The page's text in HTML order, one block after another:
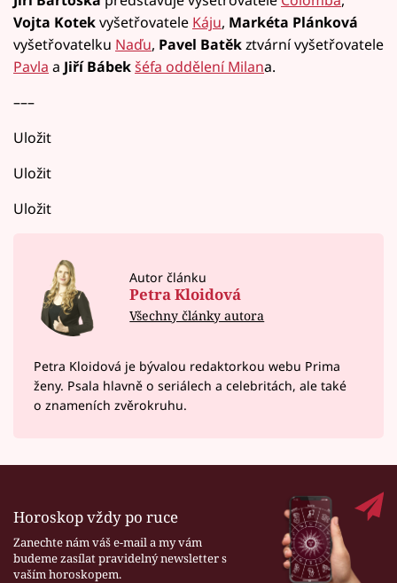
Vojta Kotekvyšetřovatele Káju, Markéta Plánková
vyšetřovatelku Naďu, Pavel Batěkztvární vyšetřovatele
Pavla a Jiří Bábekšéfa oddělení Milana.
–––
Uložit
Uložit
Uložit
Autor článku
Petra Kloidová
Všechny články autora
Petra Kloidová je bývalou redaktorkou webu Prima
ženy. Psala hlavně o seriálech a celebritách, ale také
o znameních zvěrokruhu.
Horoskop vždy po ruce
Zanechte nám váš e-mail a my vám
budeme zasílat pravidelný newsletter s
vaším horoskopem.